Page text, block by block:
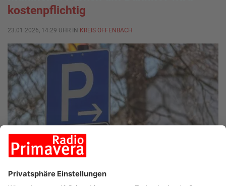
kostenpflichtig
23.01.2026, 14:29 UHR IN KREIS OFFENBACH